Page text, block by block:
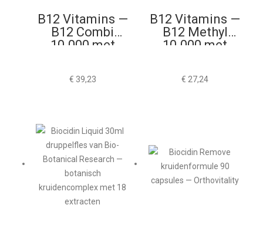
B12 Vitamins —
B12 Combi
10.000 met
Smelttabletten
€ 39,23
B12 Vitamins —
B12 Methyl
10.000 met
€ 27,24